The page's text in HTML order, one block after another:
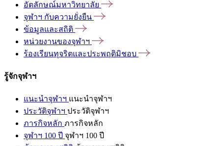
อัตลักษณ์มหาวิทยาลัย
จุฬาฯ กับความยั่งยืน
ข้อมูลและสถิติ
หน่วยงานของจุฬาฯ
ร้องเรียนทุจริตและประพฤติมิชอบ
รู้จักจุฬาฯ
แนะนำจุฬาฯ แนะนำจุฬาฯ
ประวัติจุฬาฯ ประวัติจุฬาฯ
ภารกิจหลัก ภารกิจหลัก
จุฬาฯ 100 ปี จุฬาฯ 100 ปี